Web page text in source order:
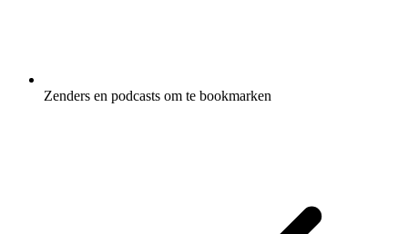
Zenders en podcasts om te bookmarken